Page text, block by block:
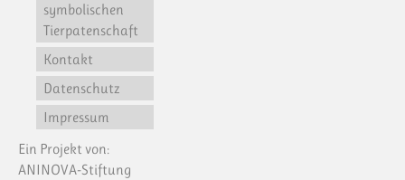
symbolischen
Tierpatenschaft
Kontakt
Datenschutz
Impressum
Ein Projekt von:
ANINOVA-Stiftung